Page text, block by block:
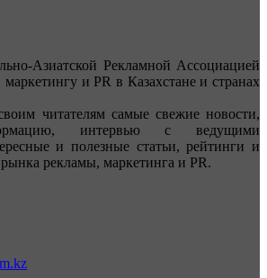
Азиатской Рекламной Ассоциацией
и PR в Казахстане и странах
читателям самые свежие новости,
интервью с ведущими
и полезные статьи, рейтинги и
рекламы, маркетинга и PR.